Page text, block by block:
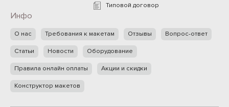
Типовой договор
Инфо
О нас Требования к макетам Отзывы Вопрос-ответ
Статьи Новости Оборудование
Правила онлайн оплаты Акции и скидки
Конструктор макетов